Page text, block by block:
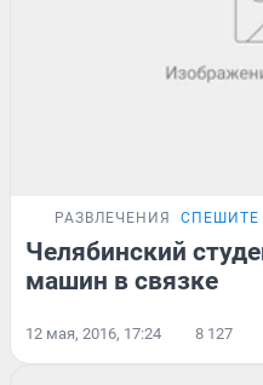
РАЗВЛЕЧЕНИЯ СПЕШИТЕ
Челябинский
машин в связке
12 мая, 2016, 17:24 8 127